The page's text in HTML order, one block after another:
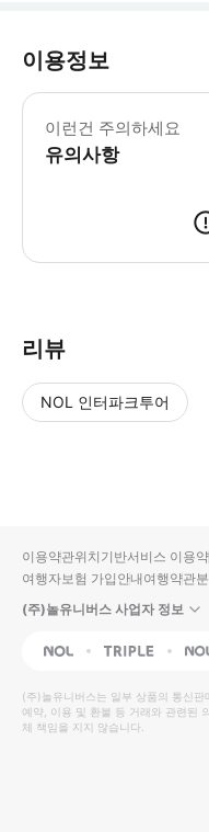
이용정보
이런건 주의하세요
유의사항
리뷰
NOL 인터파크투어
입니
다.
높
은
순
동
영
상
순
상
이용약관위치기반서비스 이용
여행자보험 가입안내여행약관
(주)놀유니버스 사업자 정보
NOL Triple
(주)놀유니버스는 일부 상품의 통신
예약, 이용 및 환불 등 거래와 관련된
체 책임을 지지 않습니다.